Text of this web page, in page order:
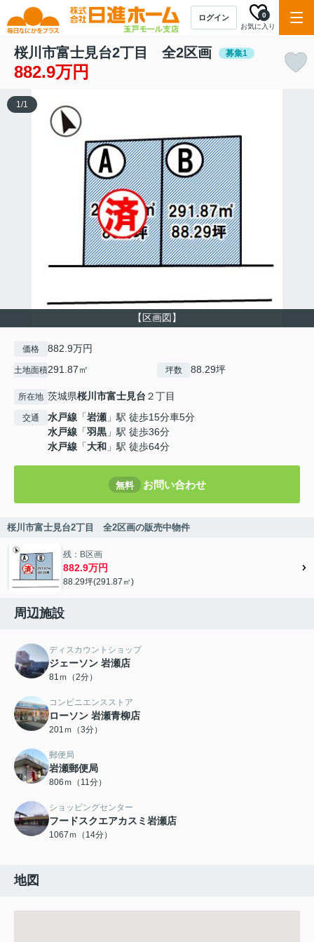
ログイン
お気に入り
0
桜川市富士見台2丁目 全2区画 募集1
882.9万円
【区画図】
1/1
価格 882.9万円
土地面積291.87㎡ 坪数 88.29坪
所在地 茨城県桜川市富士見台 ２丁目
交通 水戸線 「岩瀬 」駅 徒歩15分車5分
水戸線 「羽黒 」駅 徒歩36分
水戸線 「大和 」駅 徒歩64分
無料 お問い合わせ
桜川市富士見台2丁目 全2区画の販売中物件
残：B区画
882.9万円
88.29坪(291.87㎡)
周辺施設
ディスカウントショップ
ジェーソン 岩瀬店
81ｍ（2分）
コンビニエンスストア
ローソン 岩瀬青柳店
201ｍ（3分）
郵便局
岩瀬郵便局
806ｍ（11分）
ショッピングセンター
フードスクエアカスミ岩瀬店
1067ｍ（14分）
地図